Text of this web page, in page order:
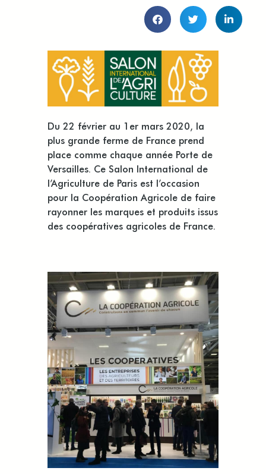
Du 22 février au 1er mars 2020, la
plus grande ferme de France prend
place comme chaque année Porte de
Versailles. Ce Salon International de
l’Agriculture de Paris est l’occasion
pour la Coopération Agricole de faire
rayonner les marques et produits issus
des coopératives agricoles de France.